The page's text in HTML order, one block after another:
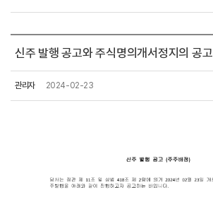
신주 발행 공고와 주식명의개서정지의 공고
관리자 2024-02-23